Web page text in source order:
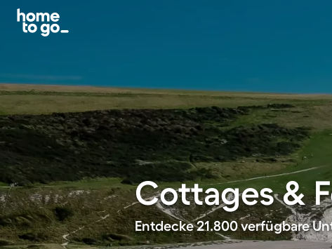
Cottages &
Entdecke 21.800 verfügbare